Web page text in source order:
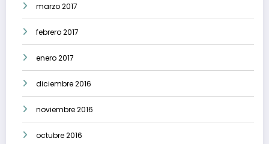
marzo 2017
febrero 2017
enero 2017
diciembre 2016
noviembre 2016
octubre 2016